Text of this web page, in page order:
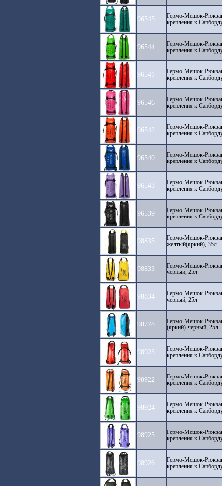
96545
Гермо-Мешок-
крепления к
96544
Гермо-Мешок-
крепления к
96541
Гермо-Мешок-
крепления к
96546
Гермо-Мешок-
крепления к
96542
Гермо-Мешок-
крепления к
96540
Гермо-Мешок-
крепления к
96543
Гермо-Мешок-
крепления к
96539
Гермо-Мешок-
крепления к
98835
Гермо-Мешок-
желтый(яркий), 35л
98833
Гермо-Мешок-
черный, 25л
98834
Гермо-Мешок-
черный, 25л
98778
Гермо-Мешок-
(яркий)-черный, 25л
98923
Гермо-Мешок-
крепления к
98922
Гермо-Мешок-
крепления к
98924
Гермо-Мешок-
крепления к
98925
Гермо-Мешок-
крепления к
98926
Гермо-Мешок-
крепления к